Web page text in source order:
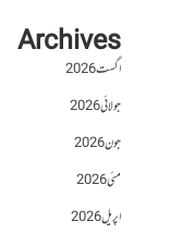
Archives
اگست 2026
جولائی 2026
جون 2026
مئی 2026
اپریل 2026